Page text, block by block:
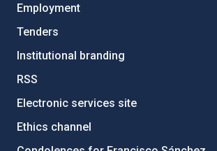
Employment
Tenders
Institutional branding
RSS
Electronic services site
Ethics channel